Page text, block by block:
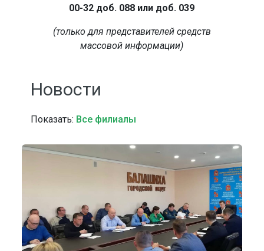
00-32 доб. 088 или доб. 039
(только для представителей средств
массовой информации)
Новости
Показать: Все филиалы